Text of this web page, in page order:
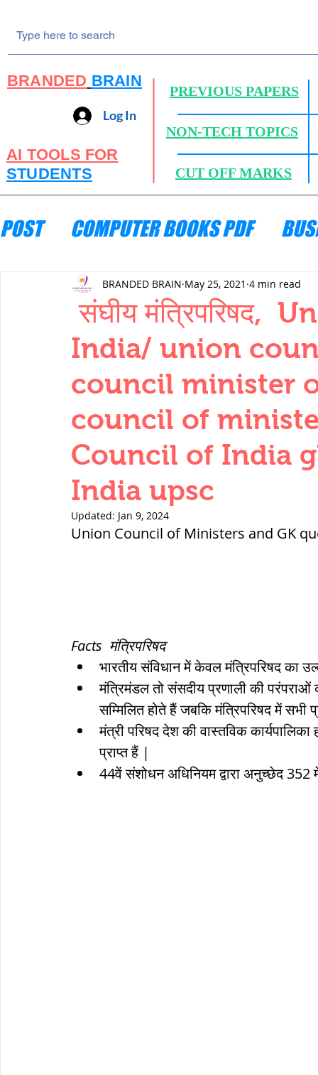
BRANDED BRAIN
PREVIOUS PAPERS
Log In
NON-TECH TOPICS
AI TOOLS FOR
STUDENTS
CUT OFF MARKS
POST COMPUTER BOOKS PDF
ENGINEERING MECHANICS
THERMODYNAMICS QUANTITIES
SERIES CIRCUITS BUILDING
SOIL MECHANICS AND FOUNDATION
हड़प्पा : HARAPPA / INDUS VALLEY
ब्रिटिश सत्ता / British Raj ब्रिटिश
सामाजिक और धार्मिक आंदोलन आंदोलन
संघीय मंत्रिपरिषद,
India/ union
council minister
council of
Council of India
India upsc
BRANDED BRAIN May 25, 2021 4 min read
Updated: Jan 9, 2024
Union Council of Ministers and GK
Facts  मंत्रिपरिषद
भारतीय संविधान में केवल मंत्रिपरिषद का
मंत्रिमंडल तो संसदीय प्रणाली की
सम्मिलित होते हैं जबकि मंत्रिपरिषद में सभी
मंत्री परिषद देश की वास्तविक
प्राप्त हैं |
44वें संशोधन अधिनियम द्वारा अनुच्छेद